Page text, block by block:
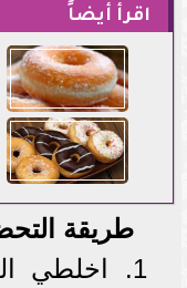
اقرأ أيضاً
طريقة
1. اخلطي